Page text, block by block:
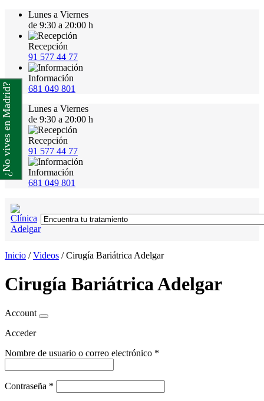
Lunes a Viernes
de 9:30 a 20:00 h
Recepción
91 577 44 77
Información
681 049 801
Lunes a Viernes
de 9:30 a 20:00 h
Recepción
91 577 44 77
Información
681 049 801
Inicio /Videos /Cirugía Bariátrica Adelgar
Cirugía Bariátrica Adelgar
Account
Acceder
Nombre de usuario o correo electrónico *
Contraseña *
¿No vives en Madrid?